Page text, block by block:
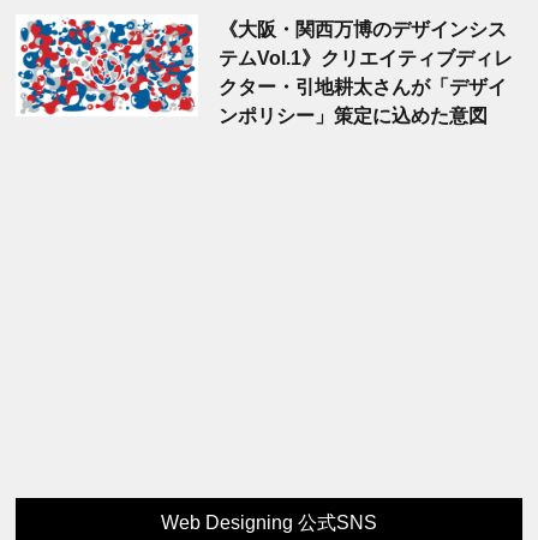
《大阪・関西万博のデザインシス
テムVol.1》クリエイティブディレ
クター・引地耕太さんが「デザイ
ンポリシー」策定に込めた意図
Web Designing 公式SNS